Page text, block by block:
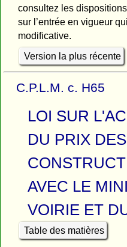
consultez les dispositions
sur l’entrée en vigueur
modificative.
Version la plus récente
C.P.L.M. c. H65
LOI SUR
DU PRIX
AVEC LE
VOIRIE ET
Table des matières